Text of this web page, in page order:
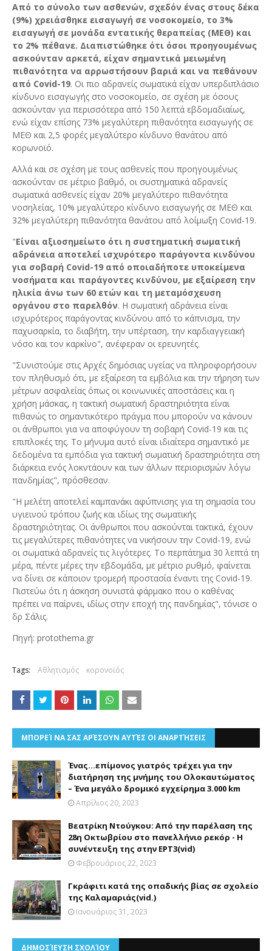
Από το σύνολο των ασθενών, σχεδόν ένας στους δέκα
(9%) χρειάσθηκε εισαγωγή σε νοσοκομείο, το 3%
εισαγωγή σε μονάδα εντατικής θεραπείας (ΜΕΘ) και
το 2% πέθανε. Διαπιστώθηκε ότι όσοι προηγουμένως
ασκούνταν αρκετά, είχαν σημαντικά μειωμένη
πιθανότητα να αρρωστήσουν βαριά και να πεθάνουν
από Covid-19. Οι πιο αδρανείς σωματικά είχαν υπερδιπλάσιο
κίνδυνο εισαγωγής στο νοσοκομείο, σε σχέση με όσους
ασκούνταν για περισσότερα από 150 λεπτά εβδομαδιαίως,
ενώ είχαν επίσης 73% μεγαλύτερη πιθανότητα εισαγωγής σε
ΜΕΘ και 2,5 φορές μεγαλύτερο κίνδυνο θανάτου από
κορωνοϊό.
Αλλά και σε σχέση με τους ασθενείς που προηγουμένως
ασκούνταν σε μέτριο βαθμό, οι συστηματικά αδρανείς
σωματικά ασθενείς είχαν 20% μεγαλύτερο πιθανότητα
νοσηλείας, 10% μεγαλύτερο κίνδυνο εισαγωγής σε ΜΕΘ και
32% μεγαλύτερη πιθανότητα θανάτου από λοίμωξη Covid-19.
"Είναι αξιοσημείωτο ότι η συστηματική σωματική
αδράνεια αποτελεί ισχυρότερο παράγοντα κινδύνου
για σοβαρή Covid-19 από οποιαδήποτε υποκείμενα
νοσήματα και παράγοντες κινδύνου, με εξαίρεση την
ηλικία άνω των 60 ετών και τη μεταμόσχευση
οργάνου στο παρελθόν. Η σωματική αδράνεια είναι
ισχυρότερος παράγοντας κινδύνου από το κάπνισμα, την
παχυσαρκία, το διαβήτη, την υπέρταση, την καρδιαγγειακή
νόσο και τον καρκίνο", ανέφεραν οι ερευνητές.
"Συνιστούμε στις Αρχές δημόσιας υγείας να πληροφορήσουν
τον πληθυσμό ότι, με εξαίρεση τα εμβόλια και την τήρηση των
μέτρων ασφαλείας όπως οι κοινωνικές αποστάσεις και η
χρήση μάσκας, η τακτική σωματική δραστηριότητα είναι
πιθανώς το σημαντικότερο πράγμα που μπορούν να κάνουν
οι άνθρωποι για να αποφύγουν τη σοβαρή Covid-19 και τις
επιπλοκές της. Το μήνυμα αυτό είναι ιδιαίτερα σημαντικό με
δεδομένα τα εμπόδια για τακτική σωματική δραστηριότητα στη
διάρκεια ενός λοκντάουν και των άλλων περιορισμών λόγω
πανδημίας", πρόσθεσαν.
"Η μελέτη αποτελεί καμπανάκι αφύπνισης για τη σημασία του
υγιεινού τρόπου ζωής και ιδίως της σωματικής
δραστηριότητας. Οι άνθρωποι που ασκούνται τακτικά, έχουν
τις μεγαλύτερες πιθανότητες να νικήσουν την Covid-19, ενώ
οι σωματικά αδρανείς τις λιγότερες. Το περπάτημα 30 λεπτά τη
μέρα, πέντε μέρες την εβδομάδα, με μέτριο ρυθμό, φαίνεται
να δίνει σε κάποιον τρομερή προστασία έναντι της Covid-19.
Πιστεύω ότι η άσκηση συνιστά φάρμακο που ο καθένας
πρέπει να παίρνει, ιδίως στην εποχή της πανδημίας", τόνισε ο
δρ Σάλις.
Πηγή: protothema.gr
Tags: Αθλητισμός κορονοϊός
ΜΠΟΡΕΊ ΝΑ ΣΑΣ ΑΡΈΣΟΥΝ ΑΥΤΈΣ ΟΙ ΑΝΑΡΤΉΣΕΙΣ
Ένας...επίμονος γιατρός τρέχει για την
διατήρηση της μνήμης του Ολοκαυτώματος
– Ένα μεγάλο δρομικό εγχείρημα 3.000 km
Απρίλιος 20, 2023
Βεατρίκη Ντούγκου: Από την παρέλαση της
28η Οκτωβρίου στο πανελλήνιο ρεκόρ - Η
συνέντευξη της στην ΕΡΤ3(vid)
Φεβρουάριος 22, 2023
Γκράφιτι κατά της οπαδικής βίας σε σχολείο
της Καλαμαριάς(vid.)
Ιανουάριος 31, 2023
ΔΗΜΟΣΊΕΥΣΗ ΣΧΟΛΊΟΥ